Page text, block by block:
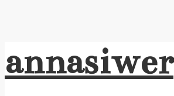
annasiwer